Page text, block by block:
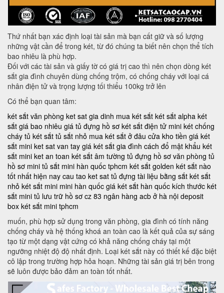
Thứ nhất bạn xác định loại tài sản mà bạn cất giữ và số lượng
những vật cần để trong két, từ đó chúng ta biết nên chọn thể tích
bao nhiêu là phù hợp.
Đối với các tài sản và giấy tờ có giá trị cao thì nên chọn dòng két
sắt gia đình chuyên dùng chống trộm, có chống cháy với loại cá
nhân điện tử và trọng lượng tối thiểu 100kg trở lên
Có thể bạn quan tâm:
két sắt văn phòng ket sat gia dinh mua két sắt két sắt alpha két
sắt giá bao nhiêu giá tủ đựng hồ sơ két sắt điện tử mini két chống
cháy tủ két sắt tủ sắt nhỏ mua két sắt ở đâu cửa kho tiền giá két
sắt mini ket sat van tay giá két sắt gia đình cách đổ mật khẩu két
sắt mini ket an toan két sắt âm tường tủ đựng hồ sơ văn phòng tủ
hồ sơ mini tủ sắt mini hàn quốc tphcm két sắt golden két sắt nào
tốt nhất hiện nay cau tao ket sat tủ đựng tài liệu bằng sắt két sắt
nhỏ két sắt mini mini hàn quốc giá két sắt hàn quốc kích thước két
sắt mini tủ lưu trữ hồ sơ cz 83 ngân hàng acb ở hà nội deposit
box két sắt mini tphcm
muốn, phù hợp sử dụng trong văn phòng, gia đình có tính năng
chống cháy và hệ thống khoá an toàn cao là kết quả của sự sáng
tạo từ một dạng vật cứng có khả năng chống cháy tại một
ngưỡng nhiệt độ độ nhất định. Loại két sắt này có thiết kế đặc biệt
cô lập trong trường hợp hỏa hoạn. Những tài sản giá trị bên trong
sẽ luôn được bảo đảm an toàn tốt nhất.